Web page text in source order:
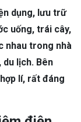
dụng, lưu trữ
uống, trái cây,
nhau trong nhà
lịch. Bên
lí, rất đáng